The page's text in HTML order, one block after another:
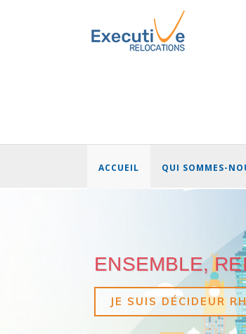
ACCUEIL QUI SOMMES-
ENSEMBLE,
JE SUIS DÉCIDEUR